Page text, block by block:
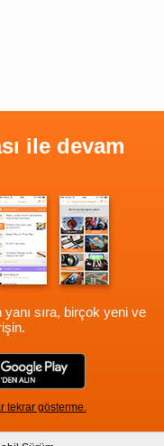
ile devam
yanı sıra, birçok yeni ve
tekrar gösterme.